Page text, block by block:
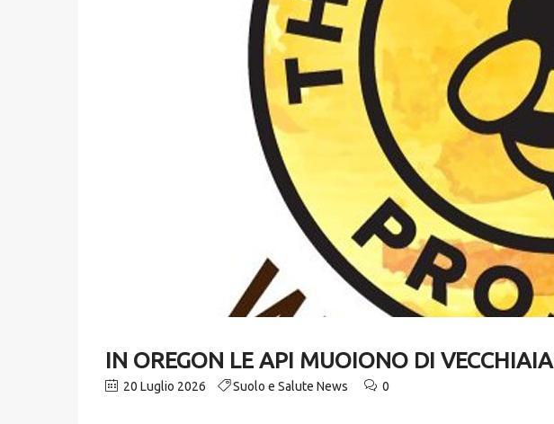
IN OREGON LE API MUOIONO DI VECCHIAIA
20 Luglio 2026 Suolo e Salute News 0